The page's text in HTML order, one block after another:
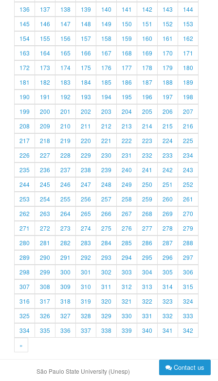
136
137 138 139 140 141 142 143
144
145
146 147 148 149 150 151 152
153
154
155 156 157 158 159 160 161
162
163
164 165 166 167 168 169 170
171
172
173 174 175 176 177 178 179
180
181
182 183 184 185 186 187 188
189
190
191 192 193 194 195 196 197
198
199
200 201 202 203 204 205 206
207
208
209 210 211 212 213 214 215
216
217
218 219 220 221 222 223 224
225
226
227 228 229 230 231 232 233
234
235
236 237 238 239 240 241 242
243
244
245 246 247 248 249 250 251
252
253
254 255 256 257 258 259 260
261
262
263 264 265 266 267 268 269
270
271
272 273 274 275 276 277 278
279
280
281 282 283 284 285 286 287
288
289
290 291 292 293 294 295 296
297
298
299 300 301 302 303 304 305
306
307
308 309 310 311 312 313 314
315
316
317 318 319 320 321 322 323
324
325
326 327 328 329 330 331 332
333
334
335 336 337 338 339 340 341
342
»
São Paulo State University (Unesp) Contact us